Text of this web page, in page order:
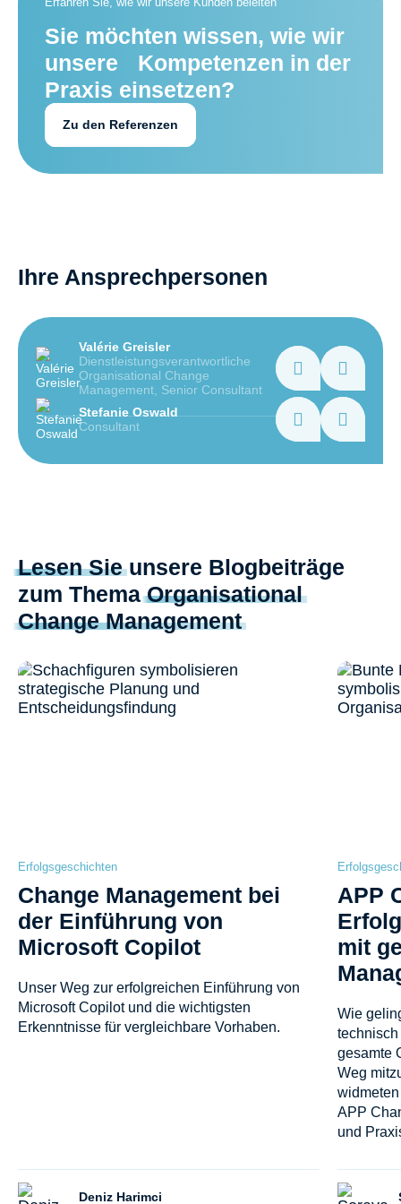
Sie möchten wissen, wie wir
unsere Kompetenzen in der
Praxis einsetzen?
Zu den Referenzen
Ihre Ansprechpersonen
Valérie Greisler
Dienstleistungsverantwortliche
Organisational Change
Management, Senior Consultant
Stefanie Oswald
Consultant
Lesen Sieunsere Blogbeiträge
zum ThemaOrganisational
Change Management
Erfolgsgeschichten
Change Management bei
der Einführung von
Microsoft Copilot
Unser Weg zur erfolgreichen Einführung von
Microsoft Copilot und die wichtigsten
Erkenntnisse für vergleichbare Vorhaben.
Deniz Harimci
APP
mit
Wie
gesamte
Weg
APP
und